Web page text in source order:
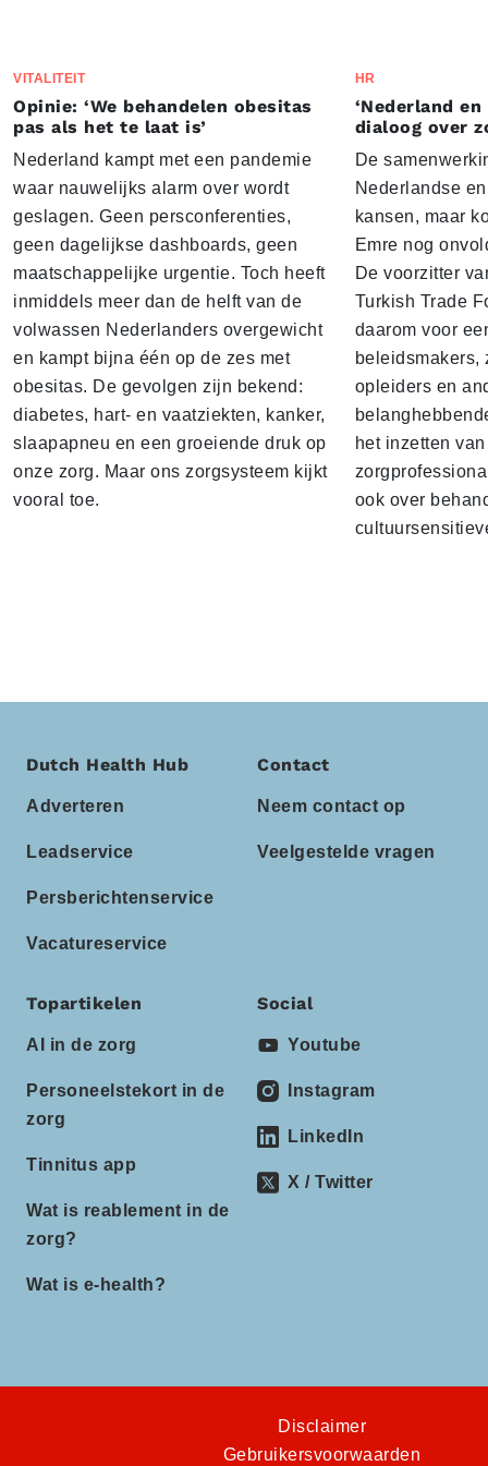
VITALITEIT
Opinie: ‘We behandelen obesitas
pas als het te laat is’
Nederland kampt met een pandemie
waar nauwelijks alarm over wordt
geslagen. Geen persconferenties,
geen dagelijkse dashboards, geen
maatschappelijke urgentie. Toch heeft
inmiddels meer dan de helft van de
volwassen Nederlanders overgewicht
en kampt bijna één op de zes met
obesitas. De gevolgen zijn bekend:
diabetes, hart- en vaatziekten, kanker,
slaapapneu en een groeiende druk op
onze zorg. Maar ons zorgsysteem kijkt
vooral toe.
HR
‘Nederland
dialoog over
De
Nederlandse
kansen, maar
Emre nog
De voorzitter
Turkish Trade
daarom voor
beleidsmakers,
opleiders en
het inzetten
ook over
Dutch Health Hub
Adverteren
Leadservice
Persberichtenservice
Vacatureservice
Contact
Neem contact op
Veelgestelde vragen
Topartikelen
AI in de zorg
Personeelstekort in de
zorg
Tinnitus app
Wat is reablement in de
zorg?
Wat is e-health?
Social
Youtube
Instagram
LinkedIn
X / Twitter
Disclaimer
Gebruikersvoorwaarden